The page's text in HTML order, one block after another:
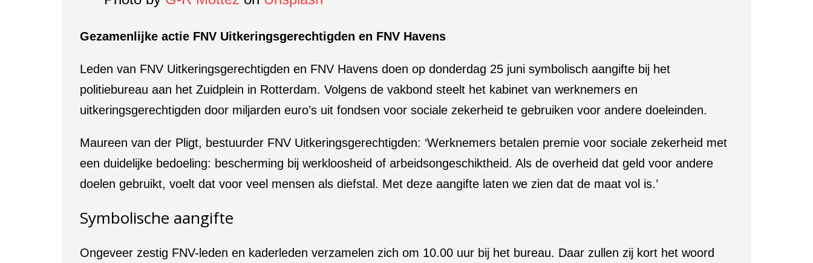
Gezamenlijke actie FNV Uitkeringsgerechtigden en FNV Havens
Leden van FNV Uitkeringsgerechtigden en FNV Havens doen op donderdag 25 juni symbolisch aangifte bij het
politiebureau aan het Zuidplein in Rotterdam. Volgens de vakbond steelt het kabinet van werknemers en
uitkeringsgerechtigden door miljarden euro’s uit fondsen voor sociale zekerheid te gebruiken voor andere doeleinden.
Maureen van der Pligt, bestuurder FNV Uitkeringsgerechtigden: ‘Werknemers betalen premie voor sociale zekerheid met
een duidelijke bedoeling: bescherming bij werkloosheid of arbeidsongeschiktheid. Als de overheid dat geld voor andere
doelen gebruikt, voelt dat voor veel mensen als diefstal. Met deze aangifte laten we zien dat de maat vol is.’
Symbolische aangifte
Ongeveer zestig FNV-leden en kaderleden verzamelen zich om 10.00 uur bij het bureau. Daar zullen zij kort het woord